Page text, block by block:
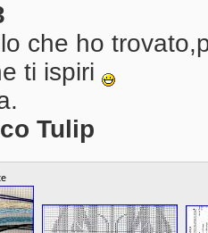
che ho
ti ispiri
Tulip